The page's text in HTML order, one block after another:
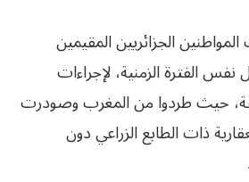
الجزائريين المقيمين
نفس الفترة الزمنية، لإجراءات
حيث طردوا من المغرب وصودرت
ذات الطابع الزراعي دون